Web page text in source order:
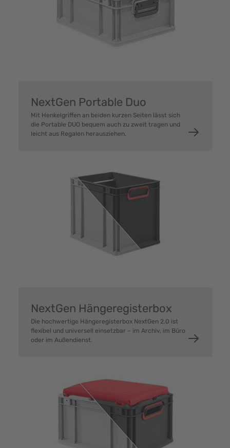
NextGen Portable Duo
Mit Henkelgriffen an beiden kurzen Seiten lässt sich
die Portable DUO bequem auch zu zweit tragen und
leicht aus Regalen herausziehen.
NextGen Hängeregisterbox
Die hochwertige Hängeregisterbox NextGen 2.0 ist
flexibel und universell einsetzbar – im Archiv, im Büro
oder im Außendienst.